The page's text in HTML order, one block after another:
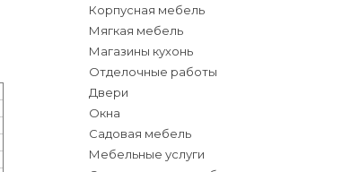
Корпусная мебель
Мягкая мебель
Магазины кухонь
Отделочные работы
Двери
Окна
Садовая мебель
Мебельные услуги